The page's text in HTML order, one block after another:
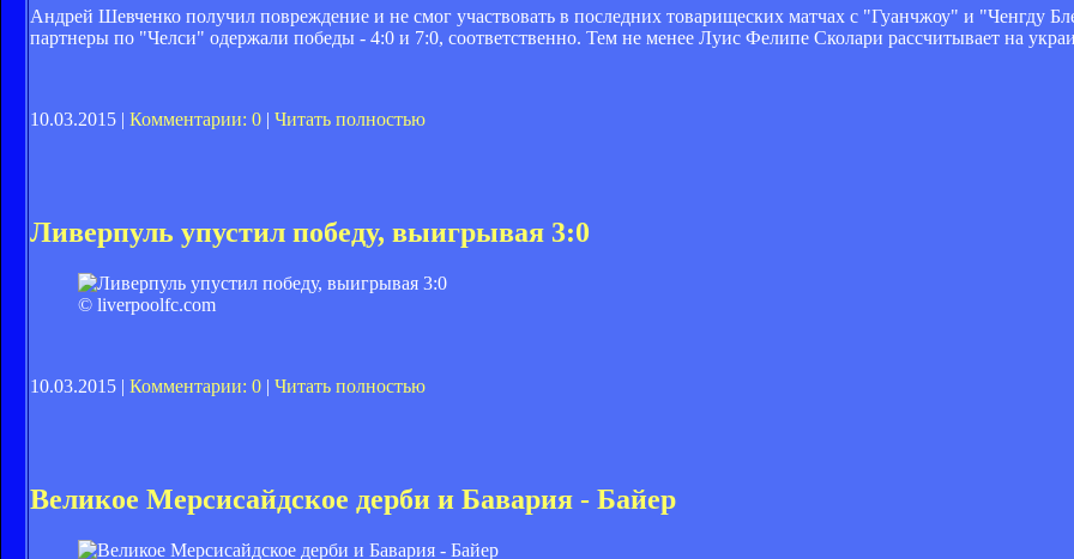
Андрей Шевченко получил повреждение и не смог участвовать в последних товарищеских матчах с "Гуанчжоу" и "Ченгду
партнеры по "Челси" одержали победы - 4:0 и 7:0, соответственно. Тем не менее Луис Фелипе Сколари рассчитывает на
10.03.2015 | Комментарии: 0 | Читать полностью
Ливерпуль упустил победу, выигрывая 3:0
© liverpoolfc.com
10.03.2015 | Комментарии: 0 | Читать полностью
Великое Мерсисайдское дерби и Бавария - Байер